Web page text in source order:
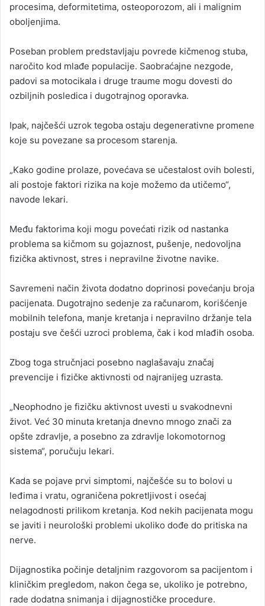
procesima, deformitetima, osteoporozom, ali i malignim
oboljenjima.
Poseban problem predstavljaju povrede kičmenog stuba,
naročito kod mlađe populacije. Saobraćajne nezgode,
padovi sa motocikala i druge traume mogu dovesti do
ozbiljnih posledica i dugotrajnog oporavka.
Ipak, najčešći uzrok tegoba ostaju degenerativne promene
koje su povezane sa procesom starenja.
„Kako godine prolaze, povećava se učestalost ovih bolesti,
ali postoje faktori rizika na koje možemo da utičemo“,
navode lekari.
Među faktorima koji mogu povećati rizik od nastanka
problema sa kičmom su gojaznost, pušenje, nedovoljna
fizička aktivnost, stres i nepravilne životne navike.
Savremeni način života dodatno doprinosi povećanju broja
pacijenata. Dugotrajno sedenje za računarom, korišćenje
mobilnih telefona, manje kretanja i nepravilno držanje tela
postaju sve češći uzroci problema, čak i kod mlađih osoba.
Zbog toga stručnjaci posebno naglašavaju značaj
prevencije i fizičke aktivnosti od najranijeg uzrasta.
„Neophodno je fizičku aktivnost uvesti u svakodnevni
život. Već 30 minuta kretanja dnevno mnogo znači za
opšte zdravlje, a posebno za zdravlje lokomotornog
sistema“, poručuju lekari.
Kada se pojave prvi simptomi, najčešće su to bolovi u
leđima i vratu, ograničena pokretljivost i osećaj
nelagodnosti prilikom kretanja. Kod nekih pacijenata mogu
se javiti i neurološki problemi ukoliko dođe do pritiska na
nerve.
Dijagnostika počinje detaljnim razgovorom sa pacijentom i
kliničkim pregledom, nakon čega se, ukoliko je potrebno,
rade dodatna snimanja i dijagnostičke procedure.